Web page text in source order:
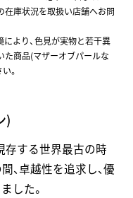
在庫状況を取扱い店舗へお問
により、色見が実物と若干異
た商品(マザーオブパールな
。
)
存する世界最古の時
、卓越性を追求し、優
した。